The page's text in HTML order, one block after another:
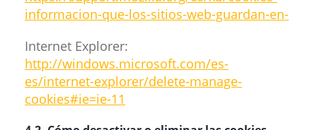
informacion-que-los-sitios-web-guardan-en-
Internet Explorer:
http://windows.microsoft.com/es-
es/internet-explorer/delete-manage-
cookies#ie=ie-11